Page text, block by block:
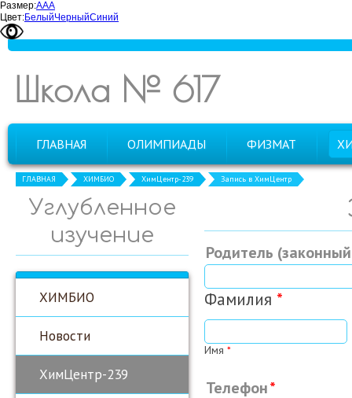
Размер:ААА
Цвет:БелыйЧерныйСиний
Школа № 617
ГЛАВНАЯ ОЛИМПИАДЫ ФИЗМАТ
ГЛАВНАЯ ХИМБИО ХимЦентр-239 Запись в ХимЦентр
Углубленное
изучение
ХИМБИО
Новости
ХимЦентр-239
Родитель
Фамилия *
Имя *
Телефон